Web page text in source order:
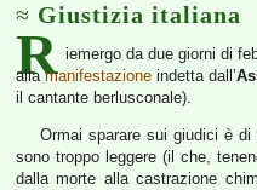
Giustizia italiana
R iemergo da due giorni di
allamanifestazione indetta dall’
il cantante berlusconale).
Ormai sparare sui giudici è
sono troppo leggere (il che,
dalla morte alla castrazione